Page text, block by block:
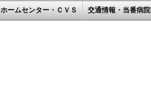
ホームセンター・ＣＶＳ 交通情報・当番病院